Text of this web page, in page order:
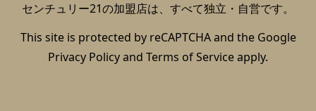
センチュリー21の加盟店は、すべて独立・自営です。
This site is protected by reCAPTCHA and the Google
Privacy Policyand Terms of Serviceapply.